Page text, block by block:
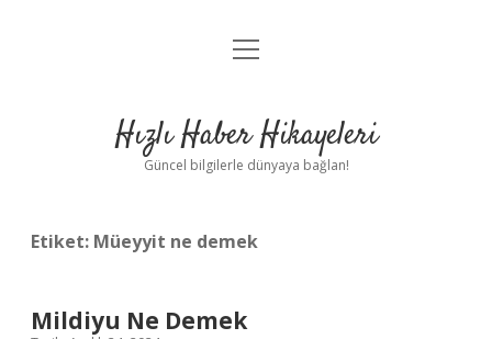
Anasayfa
Yasal Uyarı
menüyü
Hızlı Haber Hikayeleri
Güncel bilgilerle dünyaya bağlan!
Etiket: Müeyyit ne demek
Mildiyu Ne Demek